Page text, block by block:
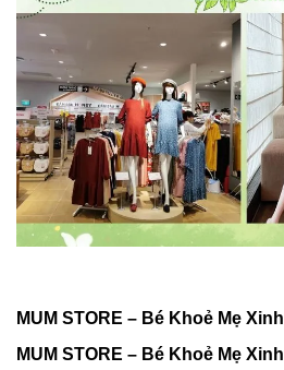
MUM STORE – Bé Khoẻ Mẹ Xinh
MUM STORE – Bé Khoẻ Mẹ Xinh